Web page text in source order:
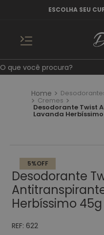
ESCOLHA SEU
O que você procura?
TERMOS MAIS BUSCADOS
desodorante aerossol
desodorante roll-on
5º
desodorante bisnaga
6º
kit herbissimo
8º
desodorante spray
Cremes
Desodorante Twist
Lavanda
5%OFF
Desodorante
Herbíssimo 45g
REF: 622